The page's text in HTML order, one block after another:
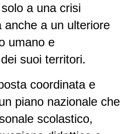
a una crisi
anche a un ulteriore
umano e
suoi territori.
coordinata e
piano nazionale che
scolastico,